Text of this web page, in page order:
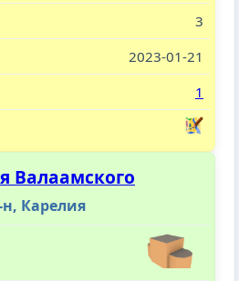
3
2023-01-21
1
Валаамского
Карелия